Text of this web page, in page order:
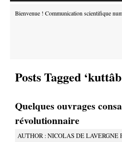
Bienvenue ! Communication scientifique
Posts Tagged
Quelques ouvrages
révolutionnaire
AUTHOR : NICOLAS DE LAVERGNE